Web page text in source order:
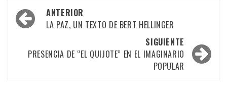
Navegación
por
entradas
ANTERIOR
LA PAZ, UN TEXTO DE BERT HELLINGER
SIGUIENTE
PRESENCIA DE “EL QUIJOTE” EN EL IMAGINARIO
POPULAR